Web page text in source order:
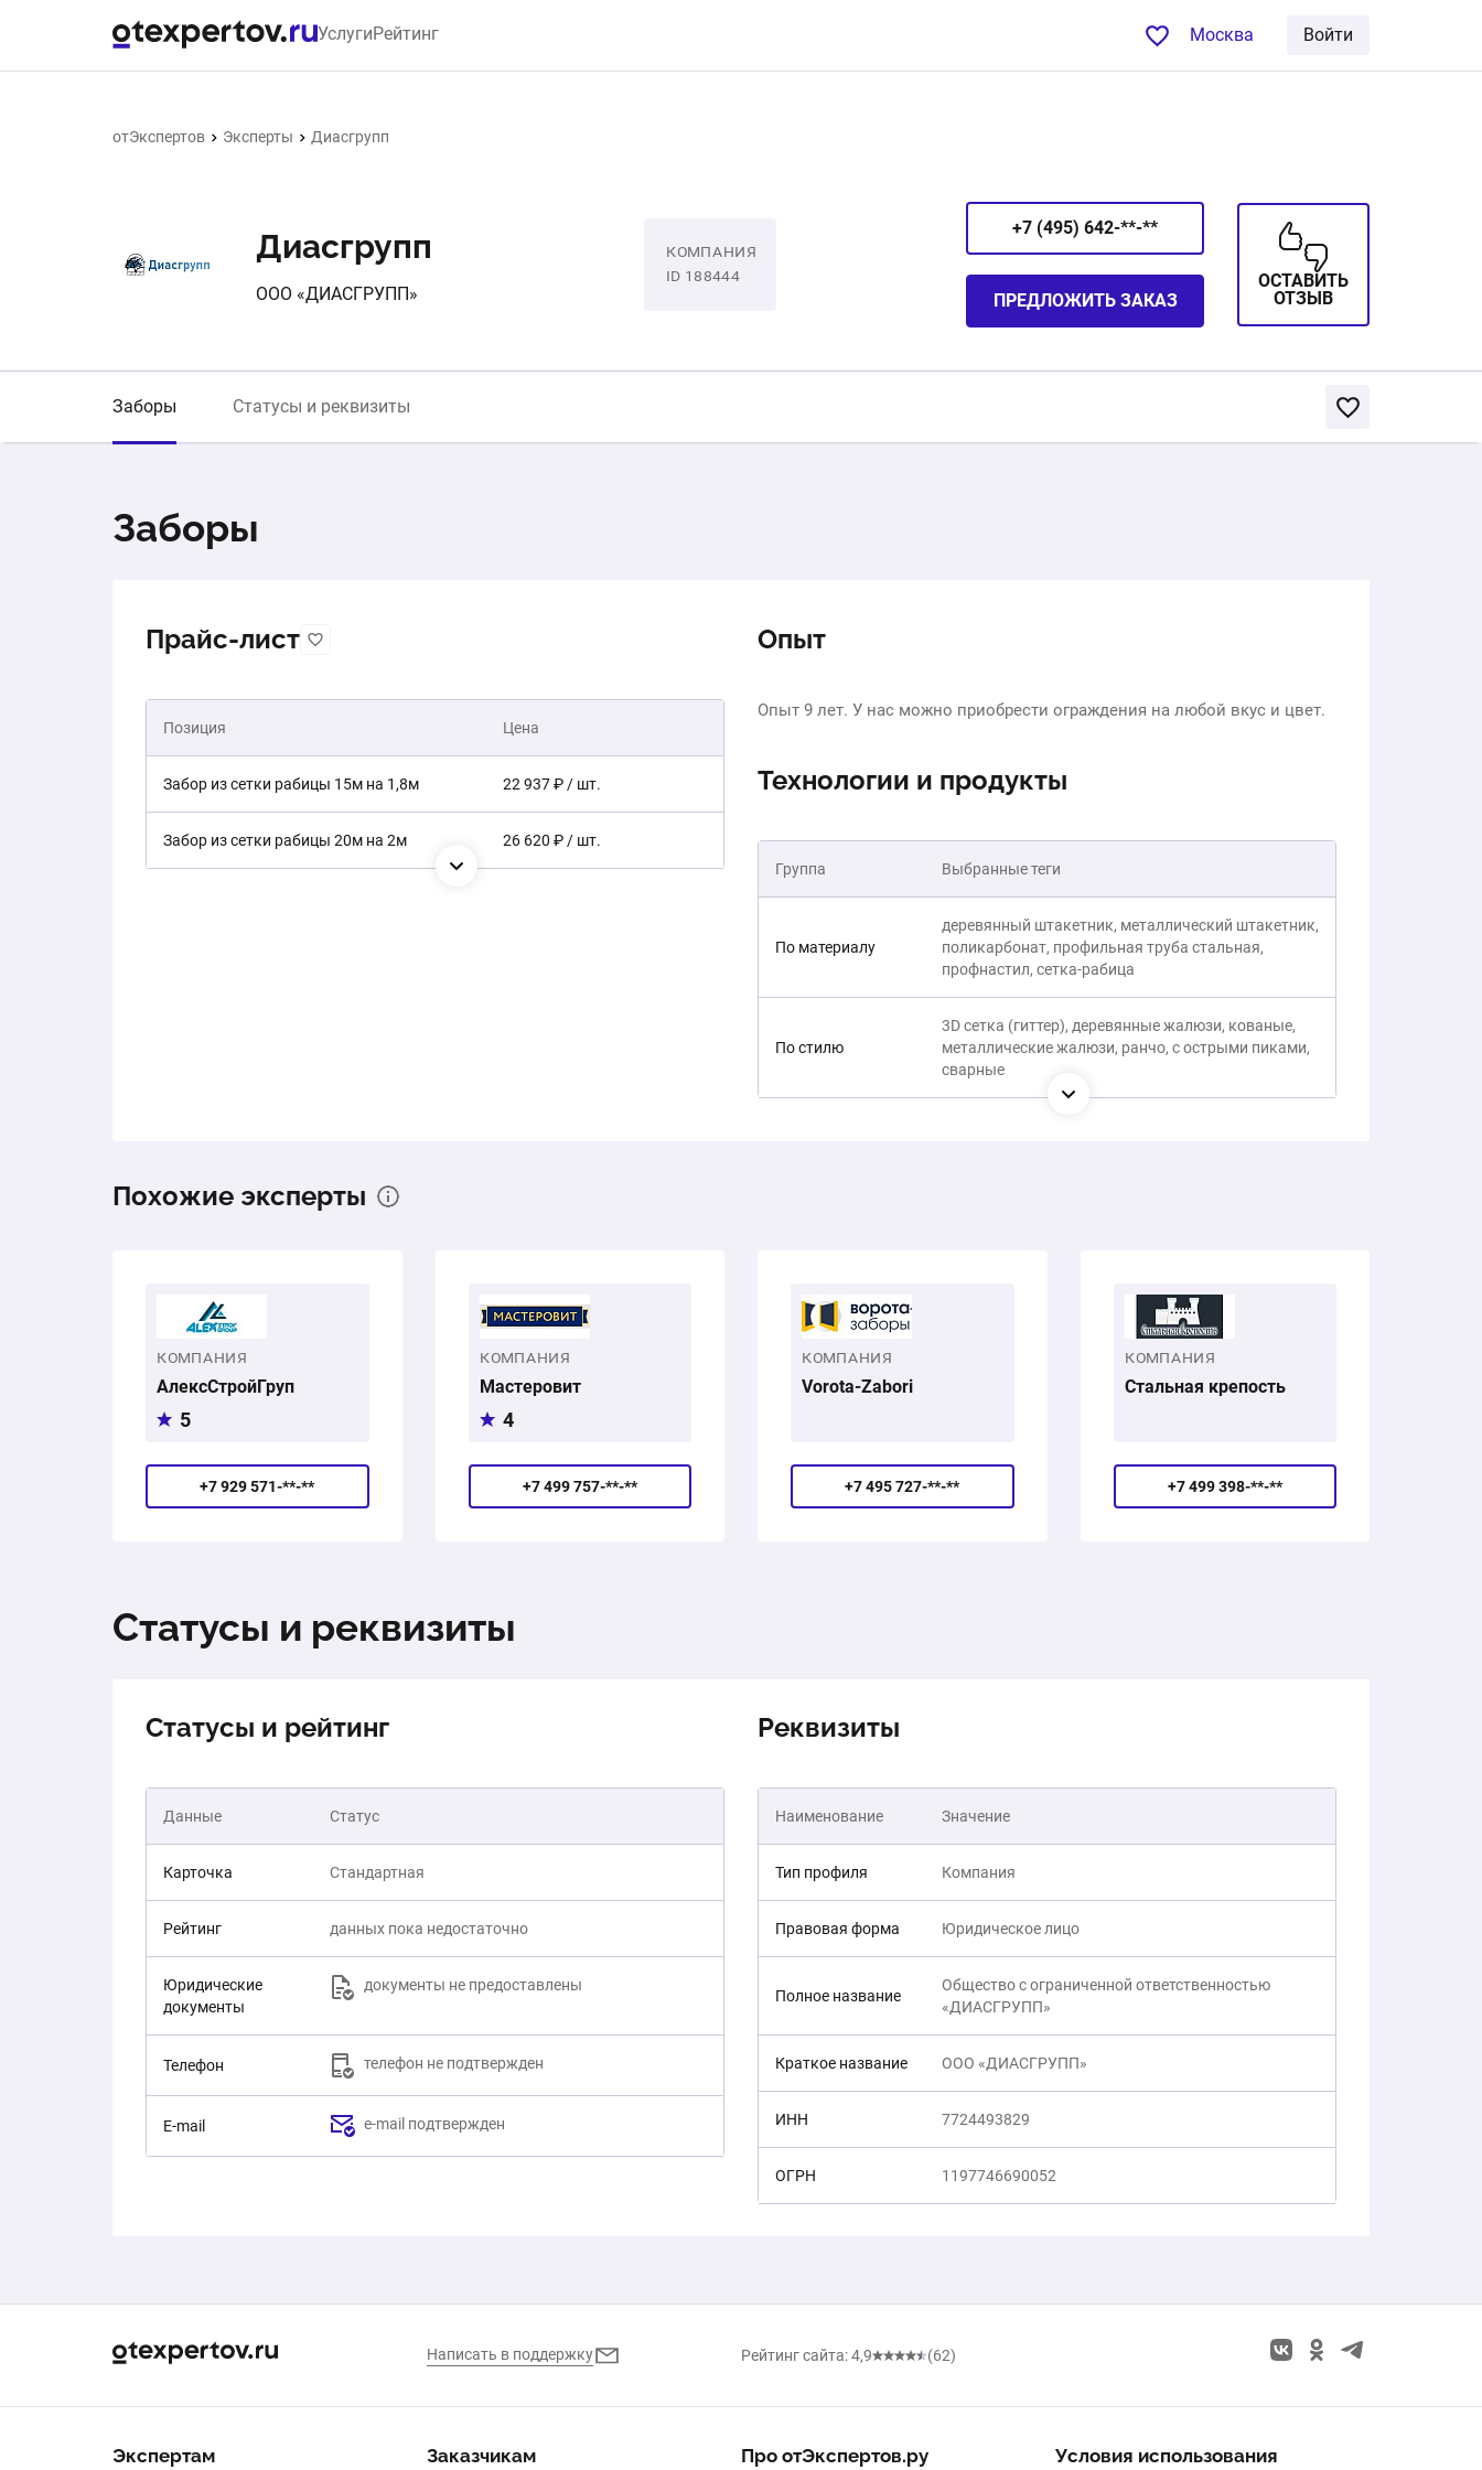
УслугиРейтинг Москва Войти
отЭкспертов Эксперты Диасгрупп
Диасгрупп
ООО «ДИАСГРУПП»
КОМПАНИЯ
ID 188444
+7 (495) 642-**-**
ПРЕДЛОЖИТЬ ЗАКАЗ
ОСТАВИТЬ
ОТЗЫВ
Заборы Статусы и реквизиты
Заборы
Прайс-лист
Позиция Цена
Забор из сетки рабицы 15м на 1,8м 22 937 ₽ / шт.
Забор из сетки рабицы 20м на 2м 26 620 ₽ / шт.
Опыт
Опыт 9 лет. У нас можно приобрести ограждения на любой вкус и цвет.
Технологии и продукты
Группа Выбранные теги
По материалу
деревянный штакетник, металлический штакетник,
поликарбонат, профильная труба стальная,
профнастил, сетка-рабица
По стилю
3D сетка (гиттер), деревянные жалюзи, кованые,
металлические жалюзи, ранчо, с острыми пиками,
сварные
Похожие эксперты
КОМПАНИЯ
АлексСтройГруп
5
+7 929 571-**-**
КОМПАНИЯ
Мастеровит
4
+7 499 757-**-**
КОМПАНИЯ
Vorota-Zabori
+7 495 727-**-**
КОМПАНИЯ
Стальная крепость
+7 499 398-**-**
Статусы и реквизиты
Статусы и рейтинг
Данные Статус
Карточка Стандартная
Рейтинг данных пока недостаточно
Юридические
документы
документы не предоставлены
Телефон телефон не подтвержден
E-mail e-mail подтвержден
Реквизиты
Наименование Значение
Тип профиля Компания
Правовая форма Юридическое лицо
Полное название
Общество с ограниченной ответственностью
«ДИАСГРУПП»
Краткое название ООО «ДИАСГРУПП»
ИНН 7724493829
ОГРН 1197746690052
Написать в поддержку Рейтинг сайта: 4,9 (62)
Экспертам Заказчикам Про отЭкспертов.ру Условия использования